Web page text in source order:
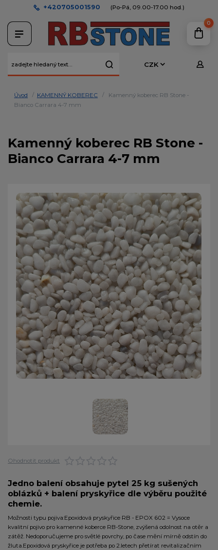
CZK
+420705001590 (Po-Pá, 09.00-17.00 hod.)
0
Úvod KAMENNÝ KOBEREC
Kamenný koberec RB Stone -
Bianco Carrara 4-7 mm
Kamenný koberec RB Stone -
Bianco Carrara 4-7 mm
Ohodnotit produkt
Jedno balení obsahuje pytel 25 kg sušených
oblázků + balení pryskyřice dle výběru použité
chemie.
Možnosti typu pojiva:Epoxidová pryskyřice RB - EPOX 602 = Vysoce
kvalitní pojivo pro kamenné koberce RB-Stone, zvýšená odolnost na otěr a
zátěž. Nedoporučujeme pro světlé povrchy, po čase mění mírně odstín do
žluta.Epoxidová pryskyřice je potřeba po 2.letech přetírat revitalizačním